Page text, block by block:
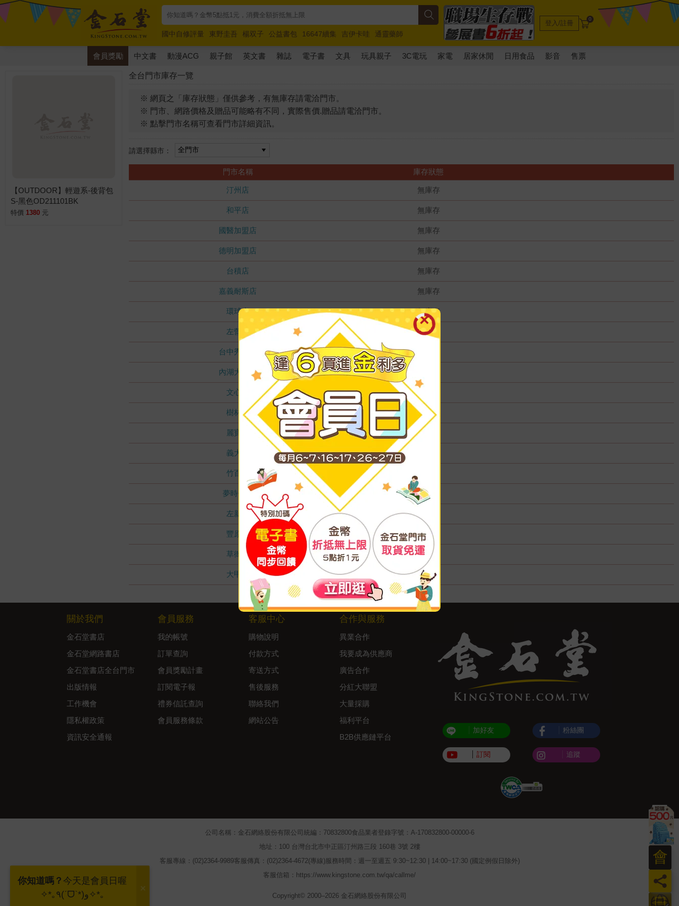
國中自修評量 東野圭吾 楊双子 公益書包 16647續集 吉伊卡哇
通靈藥師
唯紅花綻放
奧德賽 路邊攤新作 馬斯克 玩具總動員5 超慢跑
登入/註冊 0
會員獎勵 中文書 動漫ACG 親子館 英文書 雜誌 電子書 文具 玩具親子 3C電玩 家電 居家休閒 日用食品 影音 售票
全台門市庫存一覽
※ 網頁之「庫存狀態」僅供參考，有無庫存請電洽門市。
※ 門市、網路價格及贈品可能略有不同，實際售價.贈品請電洽門市。
※ 點擊門市名稱可查看門市詳細資訊。
請選擇縣市：
門市名稱 庫存狀態
汀州店 無庫存
和平店 無庫存
國醫加盟店 無庫存
德明加盟店 無庫存
台積店 無庫存
嘉義耐斯店 無庫存
環球店 無庫存
左營店 無庫存
台中秀泰店
內湖大潤發
文心店
樹林店 無庫存
麗寶店 無庫存
義大店
竹百店
夢時代店 無庫存
左新店
豐原店 無庫存
草衙店 無庫存
大甲店 無庫存
【OUTDOOR】輕遊系-後背包
S-黑色OD211101BK
特價 1380 元
員
會
關於我們
金石堂書店
金石堂網路書店
金石堂書店全台門市
出版情報
工作機會
隱私權政策
資訊安全通報
會員服務
我的帳號
訂單查詢
會員獎勵計畫
訂閱電子報
禮券信託查詢
會員服務條款
客服中心
購物說明
付款方式
寄送方式
售後服務
聯絡我們
網站公告
合作與服務
異業合作
我要成為供應商
廣告合作
分紅大聯盟
大量採購
福利平台
B2B供應鏈平台
加好友
訂閱
粉絲團
追蹤
公司名稱：金石網絡股份有限公司 統編：70832800食品業者登錄字號：A-170832800-00000-6
地址：100 台灣台北市中正區汀州路三段 160巷 3號 2樓
客服專線：(02)2364-9989客服傳真：(02)2364-4672(專線) 服務時間：週一至週五 9:30~12:30 | 14:00~17:30 (國定例假日除外)
客服信箱：https://www.kingstone.com.tw/qa/callme/
Copyright© 2000–2026 金石網絡股份有限公司
你知道嗎？ 今天是會員日喔
✧*｡٩(ˊᗜˋ*)و✧*｡